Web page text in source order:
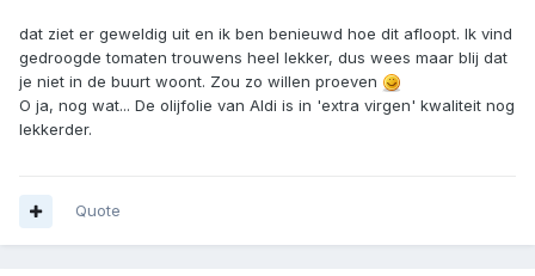
dat ziet er geweldig uit en ik ben benieuwd hoe dit afloopt. Ik vind
gedroogde tomaten trouwens heel lekker, dus wees maar blij dat
je niet in de buurt woont. Zou zo willen proeven
O ja, nog wat... De olijfolie van Aldi is in 'extra virgen' kwaliteit nog
lekkerder.
Quote